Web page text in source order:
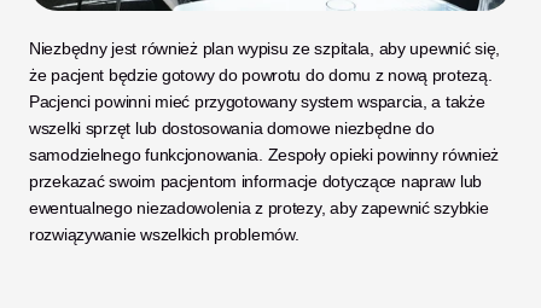
Niezbędny jest również plan wypisu ze szpitala, aby upewnić się,
że pacjent będzie gotowy do powrotu do domu z nową protezą.
Pacjenci powinni mieć przygotowany system wsparcia, a także
wszelki sprzęt lub dostosowania domowe niezbędne do
samodzielnego funkcjonowania. Zespoły opieki powinny również
przekazać swoim pacjentom informacje dotyczące napraw lub
ewentualnego niezadowolenia z protezy, aby zapewnić szybkie
rozwiązywanie wszelkich problemów.